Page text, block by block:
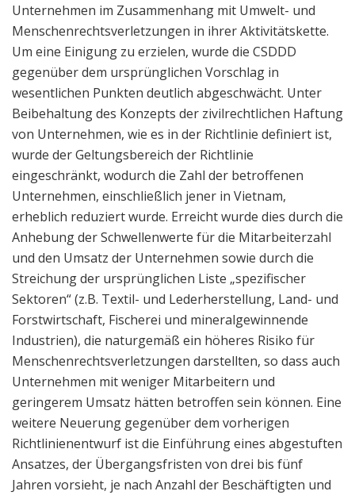
Unternehmen im Zusammenhang mit Umwelt- und
Menschenrechtsverletzungen in ihrer Aktivitätskette.
Um eine Einigung zu erzielen, wurde die CSDDD
gegenüber dem ursprünglichen Vorschlag in
wesentlichen Punkten deutlich abgeschwächt. Unter
Beibehaltung des Konzepts der zivilrechtlichen Haftung
von Unternehmen, wie es in der Richtlinie definiert ist,
wurde der Geltungsbereich der Richtlinie
eingeschränkt, wodurch die Zahl der betroffenen
Unternehmen, einschließlich jener in Vietnam,
erheblich reduziert wurde. Erreicht wurde dies durch die
Anhebung der Schwellenwerte für die Mitarbeiterzahl
und den Umsatz der Unternehmen sowie durch die
Streichung der ursprünglichen Liste „spezifischer
Sektoren“ (z.B. Textil- und Lederherstellung, Land- und
Forstwirtschaft, Fischerei und mineralgewinnende
Industrien), die naturgemäß ein höheres Risiko für
Menschenrechtsverletzungen darstellten, so dass auch
Unternehmen mit weniger Mitarbeitern und
geringerem Umsatz hätten betroffen sein können. Eine
weitere Neuerung gegenüber dem vorherigen
Richtlinienentwurf ist die Einführung eines abgestuften
Ansatzes, der Übergangsfristen von drei bis fünf
Jahren vorsieht, je nach Anzahl der Beschäftigten und